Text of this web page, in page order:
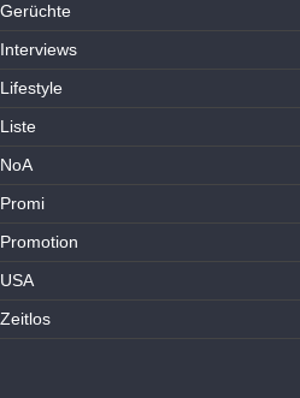
Gerüchte
Interviews
Lifestyle
Liste
NoA
Promi
Promotion
USA
Zeitlos